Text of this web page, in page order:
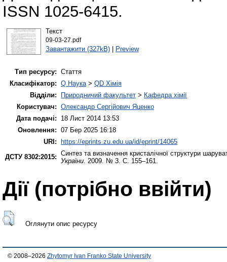
ISSN 1025-6415.
Текст
09-03-27.pdf
Завантажити (327kB)| Preview
Тип ресурсу: Стаття
Класифікатор: Q Наука> QD Хімія
Відділи:
Природничий факультет > Кафедра хімії
Користувач: Олександр Сергійович Яценко
Дата подачі:
18 Лист 2014 13:53
Оновлення: 07 Бер 2025 16:18
URI:
https://eprints.zu.edu.ua/id/eprint/14065
ДСТУ 8302:2015: Синтез та визначення кристалiчної структури
України. 2009. № 3. С. 155–161.
Дії ​​(потрібно ввійти)
Оглянути опис ресурсу
© 2008–2026 Zhytomyr Ivan Franko State University